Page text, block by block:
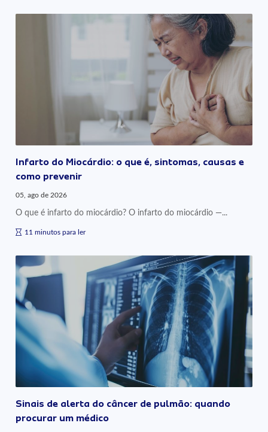
Infarto do Miocárdio: o que é, sintomas, causas e
como prevenir
05, ago de 2026
O que é infarto do miocárdio? O infarto do miocárdio —...
11 minutos para ler
Sinais de alerta do câncer de pulmão: quando
procurar um médico